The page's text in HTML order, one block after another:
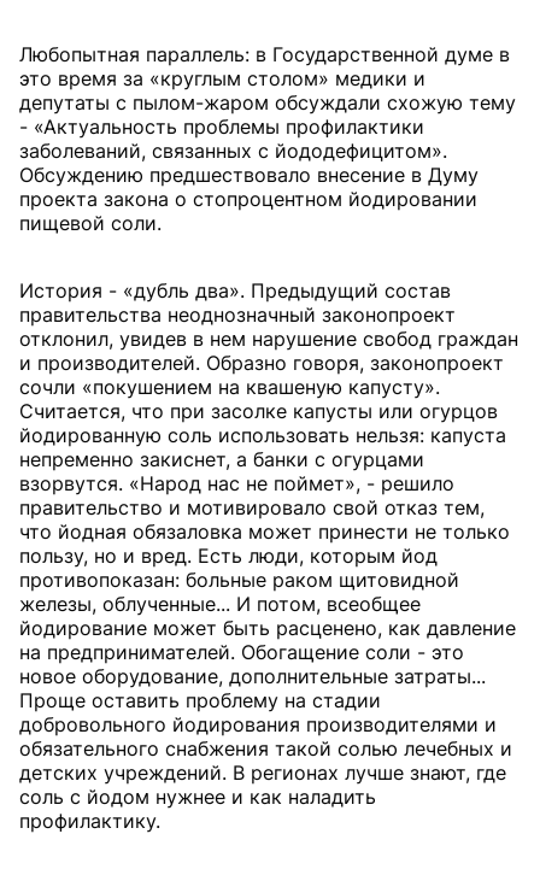
Любопытная параллель: в Государственной думе в
это время за «круглым столом» медики и
депутаты с пылом-жаром обсуждали схожую тему
- «Актуальность проблемы профилактики
заболеваний, связанных с йододефицитом».
Обсуждению предшествовало внесение в Думу
проекта закона о стопроцентном йодировании
пищевой соли.
История - «дубль два». Предыдущий состав
правительства неоднозначный законопроект
отклонил, увидев в нем нарушение свобод граждан
и производителей. Образно говоря, законопроект
сочли «покушением на квашеную капусту».
Считается, что при засолке капусты или огурцов
йодированную соль использовать нельзя: капуста
непременно закиснет, а банки с огурцами
взорвутся. «Народ нас не поймет», - решило
правительство и мотивировало свой отказ тем,
что йодная обязаловка может принести не только
пользу, но и вред. Есть люди, которым йод
противопоказан: больные раком щитовидной
железы, облученные... И потом, всеобщее
йодирование может быть расценено, как давление
на предпринимателей. Обогащение соли - это
новое оборудование, дополнительные затраты...
Проще оставить проблему на стадии
добровольного йодирования производителями и
обязательного снабжения такой солью лечебных и
детских учреждений. В регионах лучше знают, где
соль с йодом нужнее и как наладить
профилактику.